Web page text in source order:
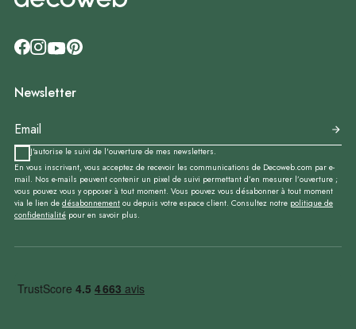
Newsletter
J'autorise le suivi de l'ouverture de mes newsletters.
En vous inscrivant, vous acceptez de recevoir les communications de Decoweb.com par e-
mail. Nos e-mails peuvent contenir un pixel de suivi permettant d’en mesurer l’ouverture ;
vous pouvez vous y opposer à tout moment. Vous pouvez vous désabonner à tout moment
via le lien de désabonnement ou depuis votre espace client. Consultez notre politique de
confidentialité pour en savoir plus.